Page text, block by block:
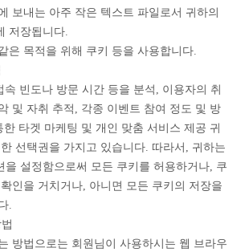
보내는 아주 작은 텍스트 파일로서 귀하의
저장됩니다.
은 목적을 위해 쿠키 등을 사용합니다.
빈도나 방문 시간 등을 분석, 이용자의 취
및 자취 추적, 각종 이벤트 참여 정도 및 방
타겟 마케팅 및 개인 맞춤 서비스 제공 귀
선택권을 가지고 있습니다. 따라서, 귀하는
을 설정함으로써 모든 쿠키를 허용하거나, 쿠
인을 거치거나, 아니면 모든 쿠키의 저장을
.
방법으로는 회원님이 사용하시는 웹 브라우